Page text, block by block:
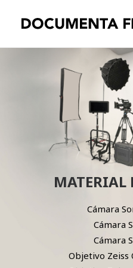
EQUIPAMIENTO
CONTACT |
MATERIAL
Cámara
Cámara
Cámara
Objetivo Zeiss